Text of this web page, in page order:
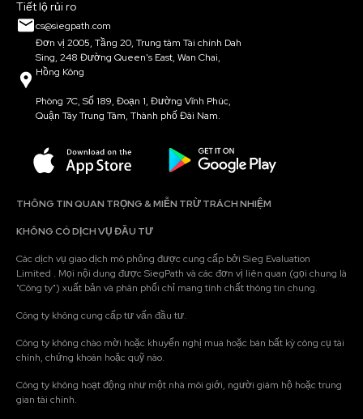
Tiết lộ rủi ro
cs@siegpath.com
Đơn vị 2005, Tầng 20, Trung tâm Tài chính Dah
Sing, 248 Đường Queen's East, Wan Chai,
Hồng Kông
Phòng 7C, Số 189, Đoạn 1, Đường Vĩnh Phúc,
Quận Tây Trung Tâm, Thành phố Đài Nam.
THÔNG TIN QUAN TRỌNG & MIỄN TRỪ TRÁCH NHIỆM
KHÔNG CÓ DỊCH VỤ ĐẦU TƯ
Các dịch vụ giao dịch mô phỏng được cung cấp bởi Sieg Evaluation
Limited . Mọi nội dung được SiegPath và các đơn vị liên quan (gọi chung là
"Công ty") xuất bản và phân phối chỉ mang tính chất thông tin chung.
Công ty không cung cấp tư vấn đầu tư.
Công ty không chào mời hoặc khuyến nghị mua hoặc bán bất kỳ công cụ tài
chính, chứng khoán hoặc quỹ nào.
Công ty không hoạt động như một nhà môi giới, người giám hộ hoặc trung
gian tài chính.